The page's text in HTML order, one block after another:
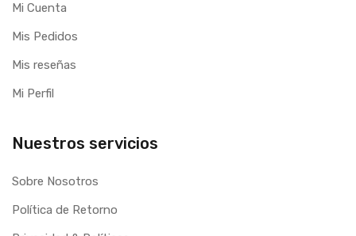
Mi Cuenta
Mis Pedidos
Mis reseñas
Mi Perfil
Nuestros servicios
Sobre Nosotros
Política de Retorno